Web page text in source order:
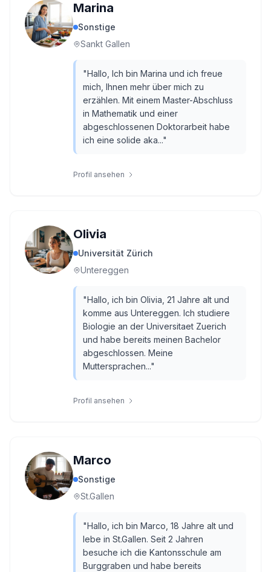
Marina
Sonstige
Sankt Gallen
"Hallo, Ich bin Marina und ich freue
mich, Ihnen mehr über mich zu
erzählen. Mit einem Master-Abschluss
in Mathematik und einer
abgeschlossenen Doktorarbeit habe
ich eine solide aka..."
Profil ansehen
Olivia
Universität Zürich
Untereggen
"Hallo, ich bin Olivia, 21 Jahre alt und
komme aus Untereggen. Ich studiere
Biologie an der Universitaet Zuerich
und habe bereits meinen Bachelor
abgeschlossen. Meine
Muttersprachen..."
Profil ansehen
Marco
Sonstige
St.Gallen
"Hallo, ich bin Marco, 18 Jahre alt und
lebe in St.Gallen. Seit 2 Jahren
besuche ich die Kantonsschule am
Burggraben und habe bereits